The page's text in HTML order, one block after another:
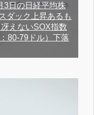
3日の日経平均株
ダック上昇あるも
えないSOX指数
80-79ドル）下落